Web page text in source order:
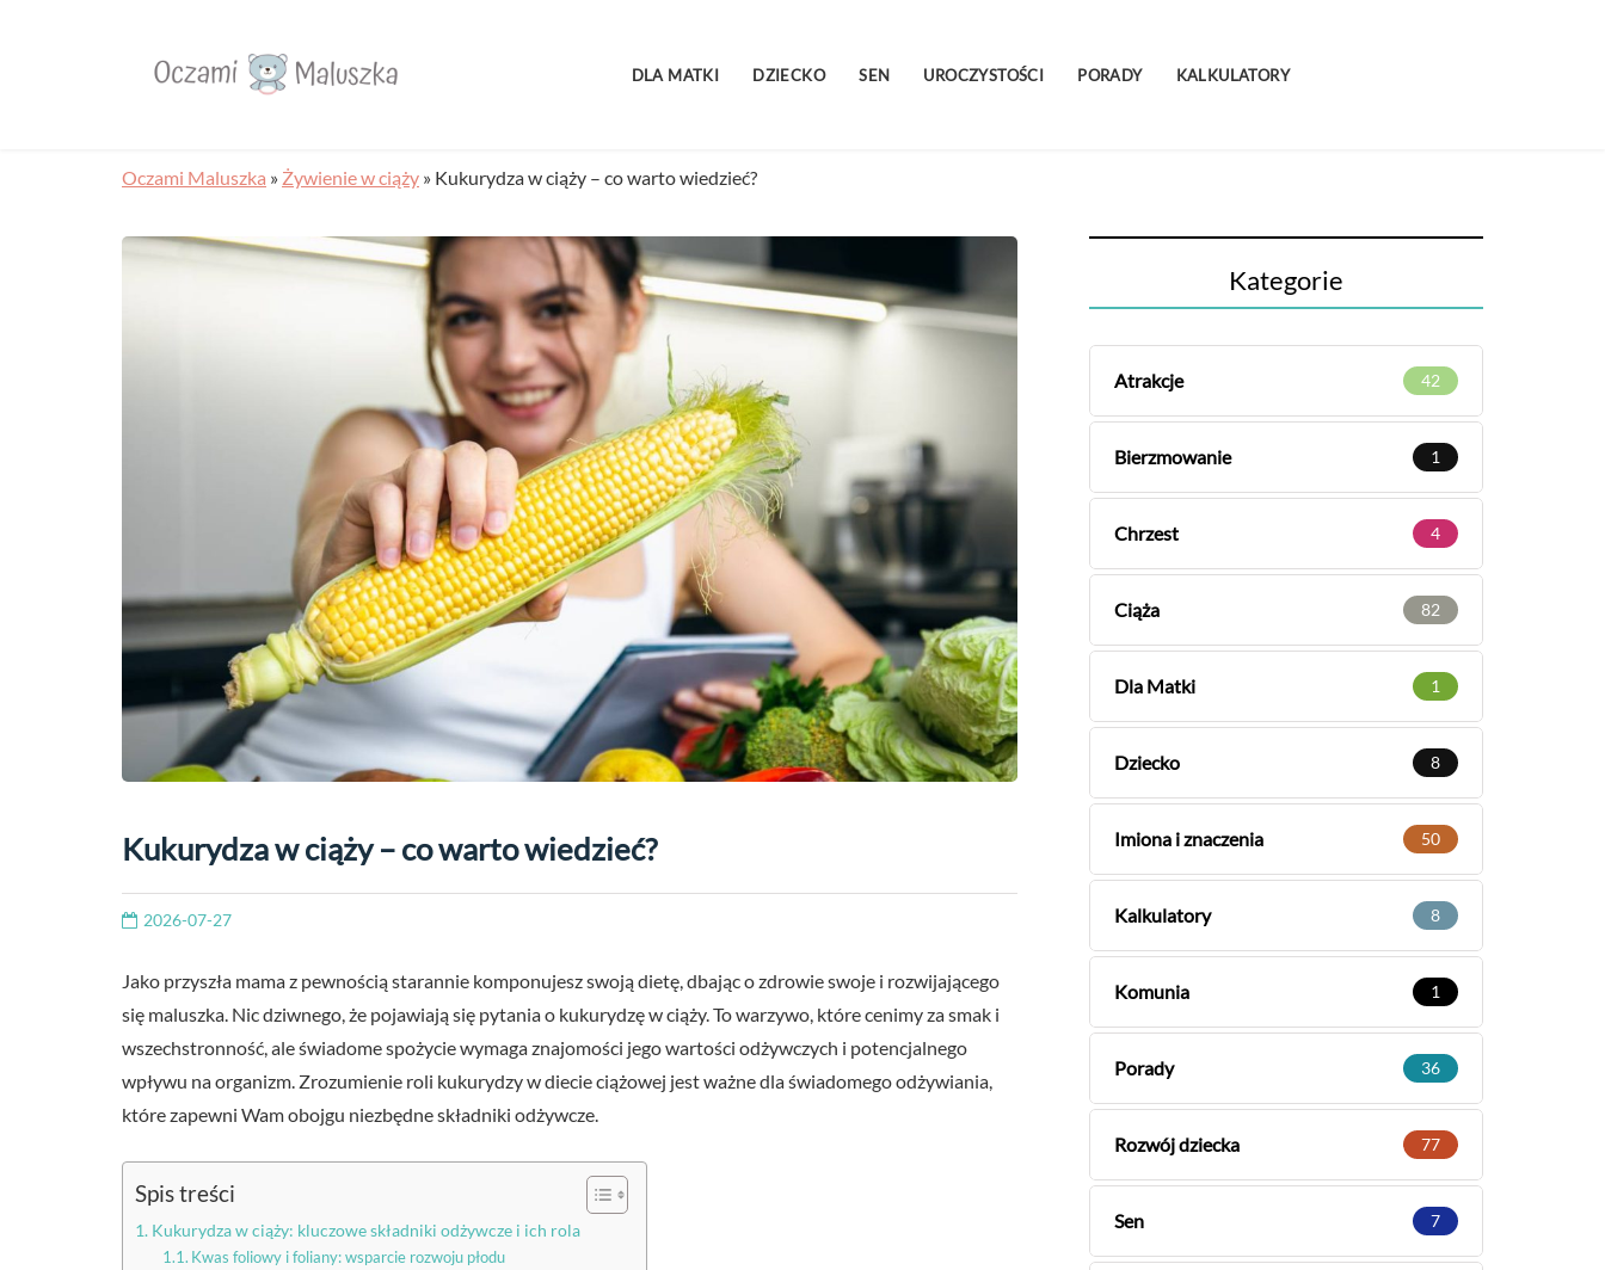
DLA MATKI DZIECKO SEN UROCZYSTOŚCI PORADY KALKULATORY
Oczami Maluszka » Żywienie w ciąży » Kukurydza w ciąży – co warto wiedzieć?
Kukurydza w ciąży – co warto wiedzieć?
2026-07-27
Jako przyszła mama z pewnością starannie komponujesz swoją dietę, dbając o zdrowie swoje i rozwijającego
się maluszka. Nic dziwnego, że pojawiają się pytania o kukurydzę w ciąży. To warzywo, które cenimy za smak i
wszechstronność, ale świadome spożycie wymaga znajomości jego wartości odżywczych i potencjalnego
wpływu na organizm. Zrozumienie roli kukurydzy w diecie ciążowej jest ważne dla świadomego odżywiania,
które zapewni Wam obojgu niezbędne składniki odżywcze.
Spis treści
Kukurydza w ciąży: kluczowe składniki odżywcze i ich rola
Kwas foliowy i foliany: wsparcie rozwoju płodu
Kategorie
Atrakcje 42
Bierzmowanie 1
Chrzest 4
Ciąża 82
Dla Matki 1
Dziecko 8
Imiona i znaczenia 50
Kalkulatory 8
Komunia 1
Porady 36
Rozwój dziecka 77
Sen 7